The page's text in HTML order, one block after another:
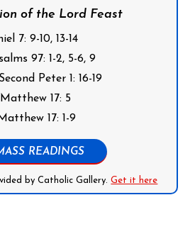
of the Lord Feast
7: 9-10, 13-14
97: 1-2, 5-6, 9
Second Peter 1: 16-19
Matthew 17: 5
Matthew 17: 1-9
READINGS
by Catholic Gallery.Get it here